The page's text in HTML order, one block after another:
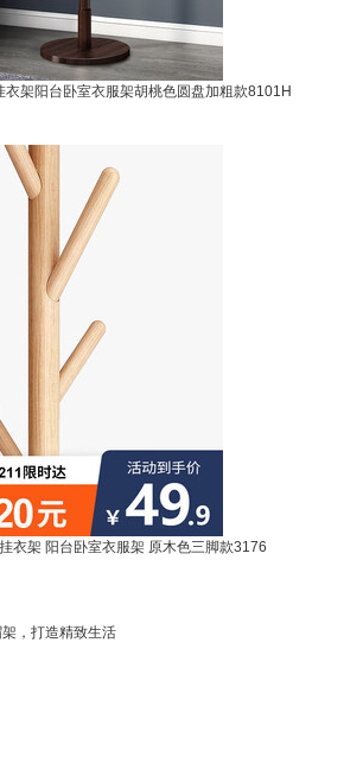
架阳台卧室衣服架胡桃色圆盘加粗款8101H
衣架 阳台卧室衣服架 原木色三脚款3176
架，打造精致生活